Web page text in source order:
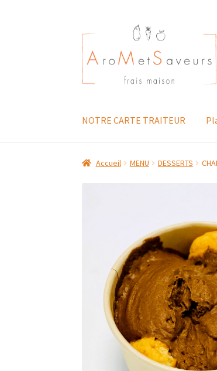
Aller
à
la
navigation
Aller
au
contenu
NOTRE CARTE TRAITEUR
Accueil MENU DESSERTS